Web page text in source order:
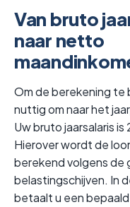
Van bruto
naar netto
Om de berekening te
nuttig om naar het
Uw bruto jaarsalaris
Hierover wordt de
berekend volgens de
belastingschijven. In
betaalt u een